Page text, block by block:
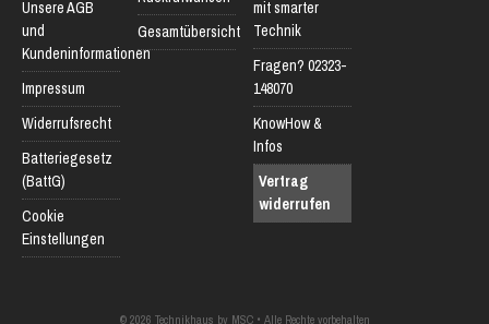
Unsere AGB
und
Kundeninformationen
Impressum
Widerrufsrecht
Batteriegesetz
(BattG)
Cookie
Einstellungen
Gesamtübersicht
mit smarter
Technik
Fragen? 02323-
148070
KnowHow &
Infos
Vertrag
widerrufen
© 2026 Technikhaus by MSC • Alle Rechte vorbehalten